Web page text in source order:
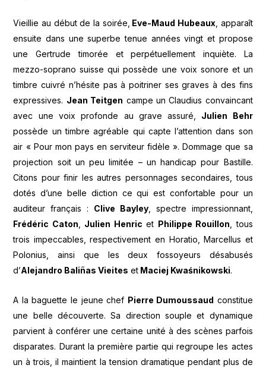
Vieillie au début de la soirée, Eve-Maud Hubeaux, apparaît
ensuite dans une superbe tenue années vingt et propose
une Gertrude timorée et perpétuellement inquiète. La
mezzo-soprano suisse qui possède une voix sonore et un
timbre cuivré n’hésite pas à poitriner ses graves à des fins
expressives. Jean Teitgen campe un Claudius convaincant
avec une voix profonde au grave assuré, Julien Behr
possède un timbre agréable qui capte l’attention dans son
air « Pour mon pays en serviteur fidèle ». Dommage que sa
projection soit un peu limitée – un handicap pour Bastille.
Citons pour finir les autres personnages secondaires, tous
dotés d’une belle diction ce qui est confortable pour un
auditeur français : Clive Bayley, spectre impressionnant,
Frédéric Caton
Julien Henric et Philippe Rouillon , tous
trois impeccables, respectivement en Horatio, Marcellus et
Polonius, ainsi que les deux fossoyeurs désabusés
d’Alejandro Baliñas Vieites et Maciej Kwaśnikowski.
A la baguette le jeune chef Pierre Dumoussaud constitue
une belle découverte. Sa direction souple et dynamique
parvient à conférer une certaine unité à des scènes parfois
disparates. Durant la première partie qui regroupe les actes
un à trois, il maintient la tension dramatique pendant plus de